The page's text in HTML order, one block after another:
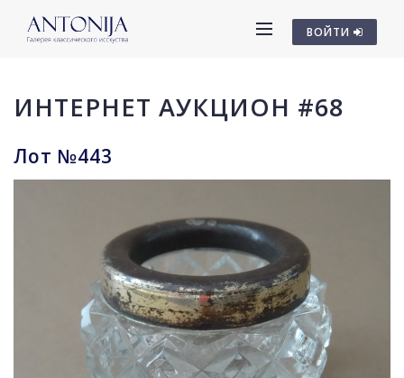
ВОЙТИ
ИНТЕРНЕТ АУКЦИОН #68
Лот №443